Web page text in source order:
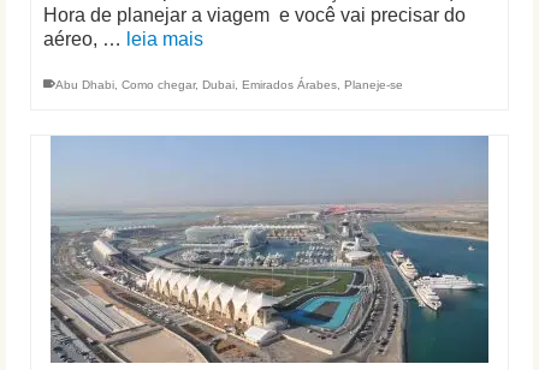
Hora de planejar a viagem e você vai precisar do
aéreo, … leia mais
Abu Dhabi Como chegar, Dubai Emirados Árabes Planeje-se